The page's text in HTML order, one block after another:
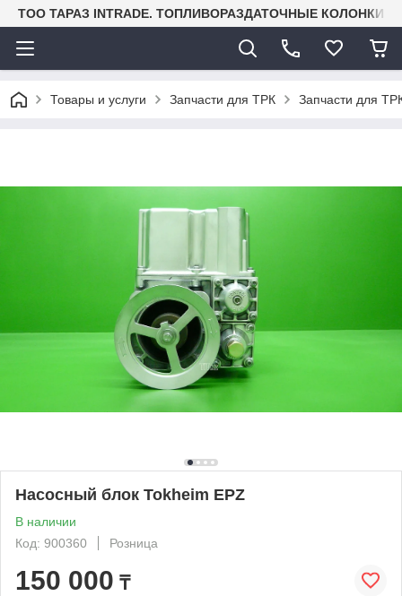
TOO ТАРАЗ INTRADE. ТОПЛИВОРАЗДАТОЧНЫЕ КОЛОНКИ
Товары и услуги Запчасти для ТРК Запчасти для
Насосный блок Tokheim EPZ
В наличии
Код: 900360
Розница
150 000 ₸